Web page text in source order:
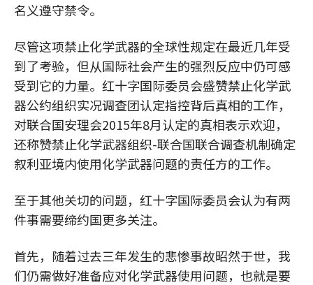
名义遵守禁令。
尽管这项禁止化学武器的全球性规定在最近几年受
到了考验，但从国际社会产生的强烈反应中仍可感
受到它的力量。红十字国际委员会盛赞禁止化学武
器公约组织实况调查团认定指控背后真相的工作，
对联合国安理会2015年8月认定的真相表示欢迎，
还称赞禁止化学武器组织-联合国联合调查机制确定
叙利亚境内使用化学武器问题的责任方的工作。
至于其他关切的问题，红十字国际委员会认为有两
件事需要缔约国更多关注。
首先，随着过去三年发生的悲惨事故昭然于世，我
们仍需做好准备应对化学武器使用问题，也就是要